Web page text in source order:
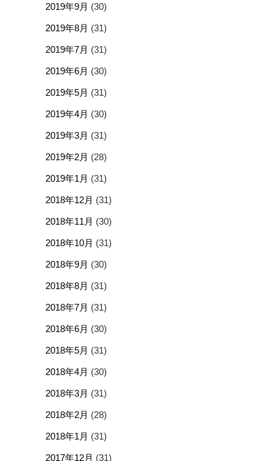
2019年9月 (30)
2019年8月 (31)
2019年7月 (31)
2019年6月 (30)
2019年5月 (31)
2019年4月 (30)
2019年3月 (31)
2019年2月 (28)
2019年1月 (31)
2018年12月 (31)
2018年11月 (30)
2018年10月 (31)
2018年9月 (30)
2018年8月 (31)
2018年7月 (31)
2018年6月 (30)
2018年5月 (31)
2018年4月 (30)
2018年3月 (31)
2018年2月 (28)
2018年1月 (31)
2017年12月 (31)